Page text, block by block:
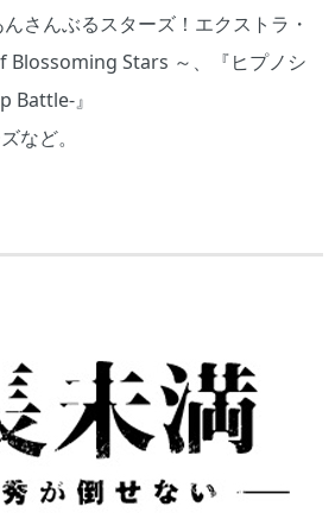
さんぶるスターズ！エクストラ・
Blossoming Stars ～、『ヒプノシ
Battle-』
など。